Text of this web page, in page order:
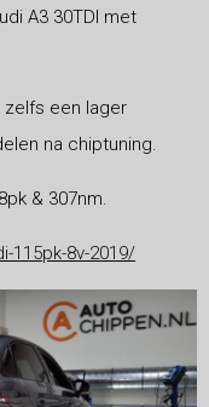
A3 30TDI met
zelfs een lager
na chiptuning.
& 307nm.
115pk-8v-2019/